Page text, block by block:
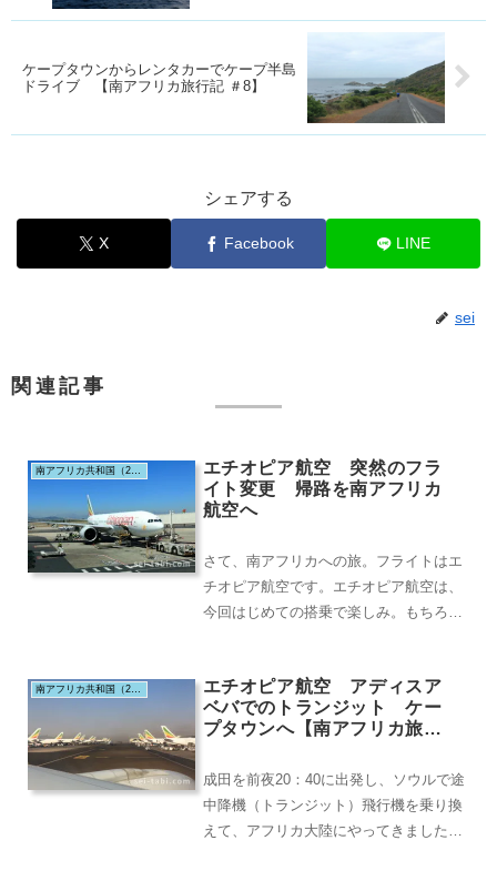
ケープタウンからレンタカーでケープ半島
ドライブ 【南アフリカ旅行記 ＃8】
シェアする
X Facebook LINE
sei
関連記事
南アフリカ共和国（2019.2）
エチオピア航空 突然のフラ
イト変更 帰路を南アフリカ
航空へ
さて、南アフリカへの旅。フライトはエ
チオピア航空です。エチオピア航空は、
今回はじめての搭乗で楽しみ。もちろ
南アフリカ共和国（2019.2）
エチオピア航空 アディスア
ベバでのトランジット ケー
プタウンへ【南アフリカ旅行
成田を前夜20：40に出発し、ソウルで途
中降機（トランジット）飛行機を乗り換
えて、アフリカ大陸にやってきました。